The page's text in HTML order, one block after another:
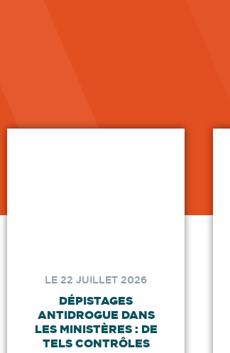
LE 22 JUILLET 2026
DÉPISTAGES
ANTIDROGUE DANS
LES MINISTÈRES : DE
TELS CONTRÔLES